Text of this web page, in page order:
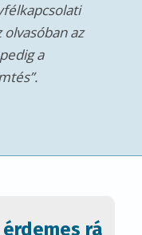
vagyok, a
az üzleti
vezetőjének